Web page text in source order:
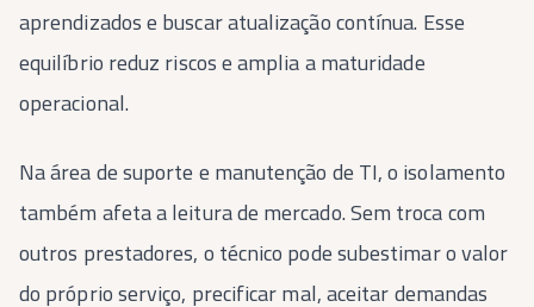
aprendizados e buscar atualização contínua. Esse
equilíbrio reduz riscos e amplia a maturidade
operacional.
Na área de suporte e manutenção de TI, o isolamento
também afeta a leitura de mercado. Sem troca com
outros prestadores, o técnico pode subestimar o valor
do próprio serviço, precificar mal, aceitar demandas